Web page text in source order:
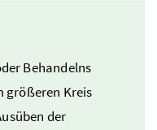
Behandelns
größeren Kreis
der